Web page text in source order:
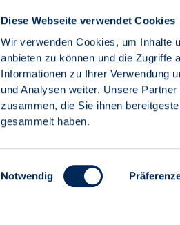
Diese Webseite verwendet Cookies
Wir verwenden Cookies, um Inhalte
anbieten zu können und die Zugriffe
Informationen zu Ihrer Verwendung
und Analysen weiter. Unsere
zusammen, die Sie ihnen
gesammelt haben.
Einwilligungsauswahl
Notwendig